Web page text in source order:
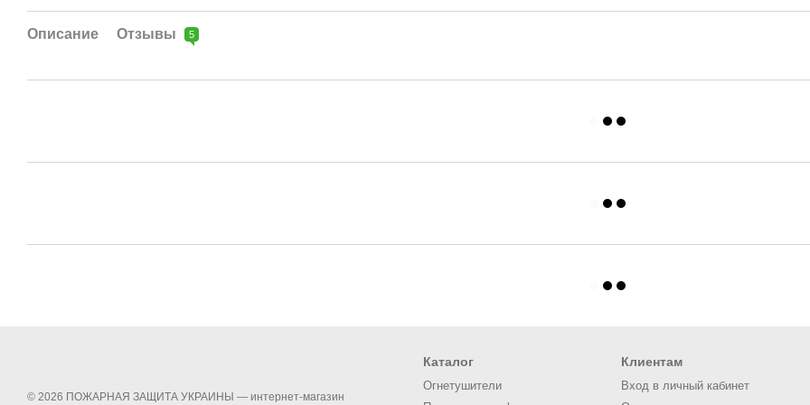
Описание Отзывы 5
© 2026 ПОЖАРНАЯ ЗАЩИТА УКРАИНЫ — интернет-магазин
Каталог
Огнетушители
Клиентам
Вход в личный кабинет